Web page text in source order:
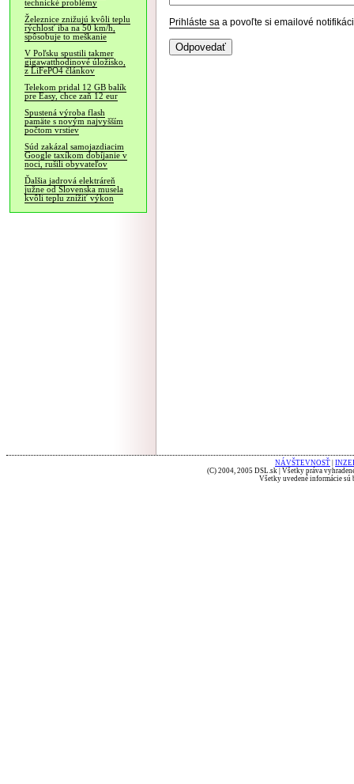
technické problémy
Železnice znižujú kvôli teplu
rýchlosť iba na 50 km/h,
spôsobuje to meškanie
V Poľsku spustili takmer
gigawatthodinové úložisko,
z LiFePO4 článkov
Telekom pridal 12 GB balík
pre Easy, chce zaň 12 eur
Spustená výroba flash
pamäte s novým najvyšším
počtom vrstiev
Súd zakázal samojazdiacim
Google taxíkom dobíjanie v
noci, rušili obyvateľov
Ďalšia jadrová elektráreň
južne od Slovenska musela
kvôli teplu znížiť výkon
Prihláste sa a povoľte si emailové
NÁVŠTEVNOSŤ
(C) 2004, 2005 DSL.sk | Všetky práva
Všetky uvedené informácie sú